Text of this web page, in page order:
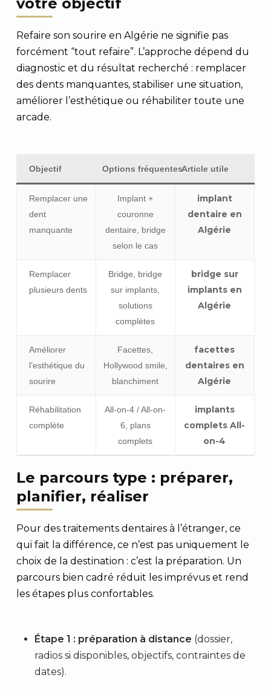
Refaire son sourire en Algérie ne signifie pas
forcément “tout refaire”. L’approche dépend du
diagnostic et du résultat recherché : remplacer
des dents manquantes, stabiliser une situation,
améliorer l’esthétique ou réhabiliter toute une
arcade.
Objectif Options fréquentesArticle utile
Remplacer une
dent
manquante
Implant +
couronne
dentaire, bridge
selon le cas
implant
dentaire en
Algérie
Remplacer
plusieurs dents
Bridge, bridge
sur implants,
solutions
complètes
bridge sur
implants en
Algérie
Améliorer
l’esthétique du
sourire
Facettes,
Hollywood smile,
blanchiment
facettes
dentaires en
Algérie
Réhabilitation
complète
All-on-4 / All-on-
6, plans
complets
implants
complets All-
on-4
Le parcours type : préparer,
planifier, réaliser
Pour des traitements dentaires à l’étranger, ce
qui fait la différence, ce n’est pas uniquement le
choix de la destination : c’est la préparation. Un
parcours bien cadré réduit les imprévus et rend
les étapes plus confortables.
Étape 1 : préparation à distance (dossier,
radios si disponibles, objectifs, contraintes de
dates).